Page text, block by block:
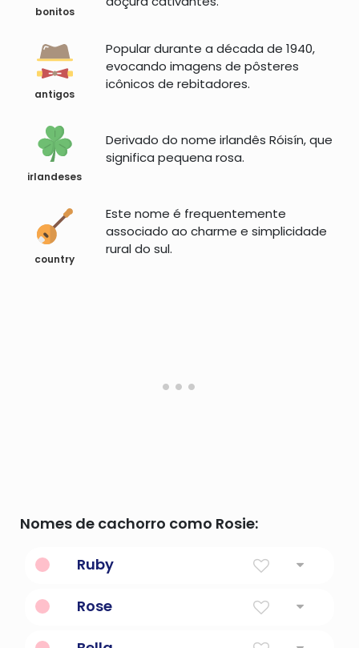
bonitos
antigos
Popular durante a década de 1940,
evocando imagens de pôsteres
icônicos de rebitadores.
irlandeses
Derivado do nome irlandês Róisín, que
significa pequena rosa.
country
Este nome é frequentemente
associado ao charme e simplicidade
rural do sul.
Nomes de cachorro como Rosie:
Ruby
geral de código aberto.
Rose